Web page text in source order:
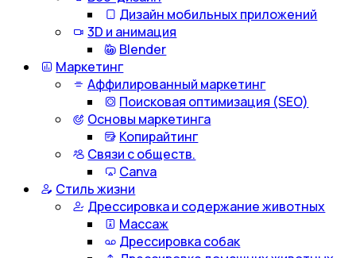
Дизайн мобильных приложений
3D и анимация
Blender
Маркетинг
Аффилированный маркетинг
Поисковая оптимизация (SEO)
Основы маркетинга
Копирайтинг
Связи с обществ.
Canva
Стиль жизни
Дрессировка и содержание животных
Массаж
Дрессировка собак